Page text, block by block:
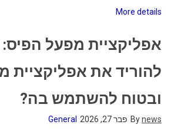
More details
אפליקציית מפעל הפיס:
להוריד את אפליקציית
ובטוח להשתמש בה?
Bynews פבר 27, 2026 General